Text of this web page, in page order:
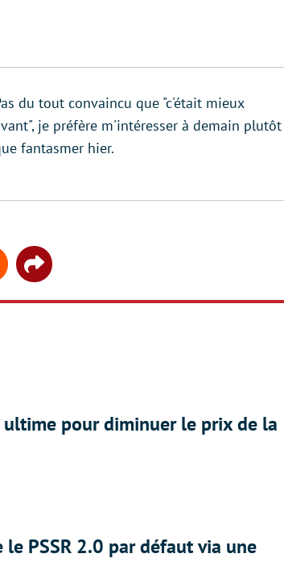
du tout convaincu que "c'était mieux
je préfère m'intéresser à demain plutôt
fantasmer hier.
Share
ultime pour diminuer le prix de la
le PSSR 2.0 par défaut via une